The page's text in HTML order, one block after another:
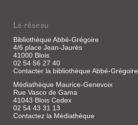
Le réseau
Bibliothèque Abbé-Grégoire
4/6 place Jean-Jaurès
41000 Blois
02 54 56 27 40
Contacter la bibliothèque Abbé-Grégoire
Médiathèque Maurice-Genevoix
Rue Vasco de Gama
41043 Blois Cedex
02 54 43 31 13
Contactez la Médiathèque